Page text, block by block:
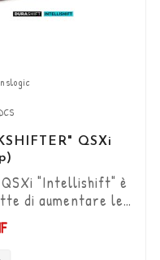
QSXi
QSXi "Intellishift" è
di aumentare le
la frizione.
con connettori